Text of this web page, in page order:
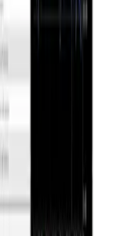
してください。